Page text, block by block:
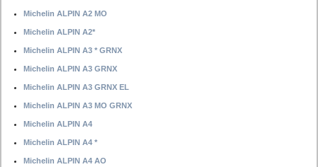
Michelin ALPIN A2 MO
Michelin ALPIN A2*
Michelin ALPIN A3 * GRNX
Michelin ALPIN A3 GRNX
Michelin ALPIN A3 GRNX EL
Michelin ALPIN A3 MO GRNX
Michelin ALPIN A4
Michelin ALPIN A4 *
Michelin ALPIN A4 AO